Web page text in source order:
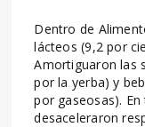
Dentro de
lácteos (9,2 por
Amortiguaron las
por la yerba) y
por gaseosas).
desaceleraron